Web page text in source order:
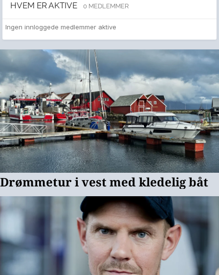
HVEM ER AKTIVE 0 MEDLEMMER
Ingen innloggede medlemmer aktive